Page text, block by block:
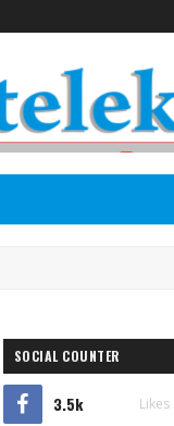
SOCIAL COUNTER
3.5k Likes